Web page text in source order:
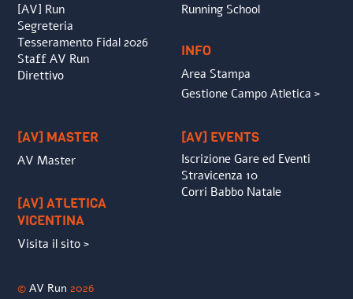
[AV] Run
Segreteria
Tesseramento Fidal 2026
Staff AV Run
Direttivo
Running School
INFO
Area Stampa
Gestione Campo Atletica >
[AV] MASTER
AV Master
[AV] ATLETICA
VICENTINA
Visita il sito >
[AV] EVENTS
Iscrizione Gare ed Eventi
Stravicenza 10
Corri Babbo Natale
©AV Run 2026